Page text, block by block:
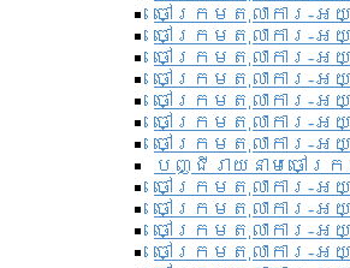
ចៅក្រមតុលាការ-
ចៅក្រមតុលាការ-អ
ចៅក្រមតុលាការ-អ
ចៅក្រមតុលាការ-អ
ចៅក្រមតុលាការ-
ចៅក្រមតុលាការ-អយ្
ចៅក្រមតុលាការ-
បញ្ជីរាយនាមចៅក្
ចៅក្រមតុលាការ-អ
ចៅក្រមតុលាការ-អ
ចៅក្រមតុលាការ-អ
ចៅក្រមតុលាការ-អ